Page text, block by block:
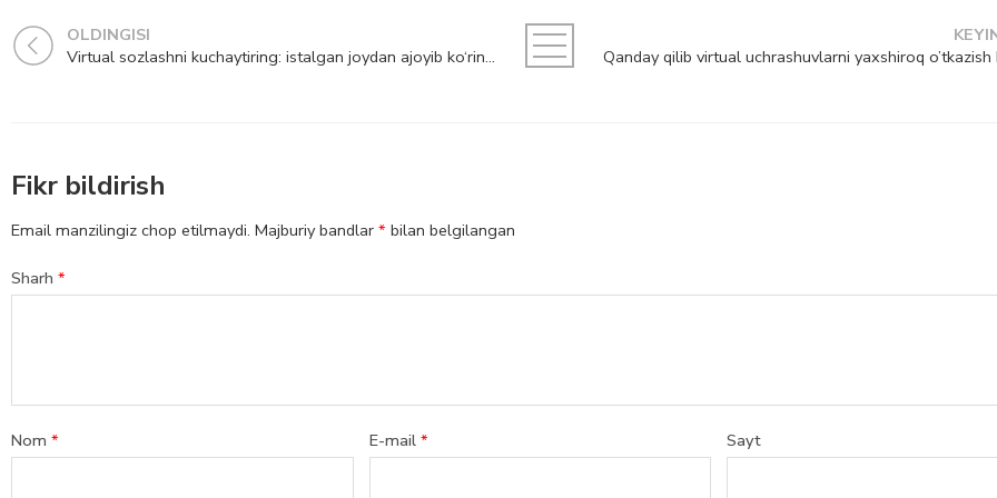
OLDINGISI
Virtual sozlashni kuchaytiring: istalgan joydan ajoyib ko‘rinish va ovoz berish uchun tezkor tuzatishlar
Fikr bildirish
Email manzilingiz chop etilmaydi. Majburiy bandlar * bilan belgilangan
Sharh *
Nom * E-mail * Sayt